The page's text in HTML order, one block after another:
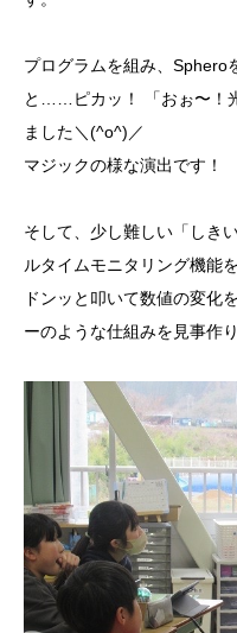
プログラムを組み、Sphero
と……ピカッ！ 「おぉ〜！
ました＼(^o^)／
マジックの様な演出です！
そして、少し難しい「しき
ルタイムモニタリング機能
ドンッと叩いて数値の変化
ーのような仕組みを見事作